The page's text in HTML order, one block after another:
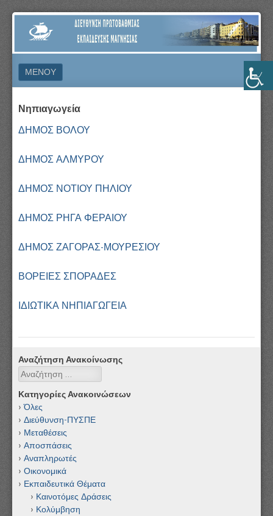
ΔΙΕΎΘΥΝΣΗ
ΠΡΩΤΟΒΆΘΜΙΑΣ
ΕΚΠΑΊΔΕΥΣΗΣ
ΜΑΓΝΗΣΊΑΣ
ΜΕΝΟΎ
Νηπιαγωγεία
ΔΗΜΟΣ ΒΟΛΟΥ
ΔΗΜΟΣ ΑΛΜΥΡΟΥ
ΔΗΜΟΣ ΝΟΤΙΟΥ ΠΗΛΙΟΥ
ΔΗΜΟΣ ΡΗΓΑ ΦΕΡΑΙΟΥ
ΔΗΜΟΣ ΖΑΓΟΡΑΣ-ΜΟΥΡΕΣΙΟΥ
ΒΟΡΕΙΕΣ ΣΠΟΡΑΔΕΣ
ΙΔΙΩΤΙΚΑ ΝΗΠΙΑΓΩΓΕΙΑ
Αναζήτηση Ανακοίνωσης
Αναζήτηση
Κατηγορίες Ανακοινώσεων
Όλες
Διεύθυνση-ΠΥΣΠΕ
Μεταθέσεις
Αποσπάσεις
Αναπληρωτές
Οικονομικά
Εκπαιδευτικά Θέματα
Καινοτόμες Δράσεις
Κολύμβηση